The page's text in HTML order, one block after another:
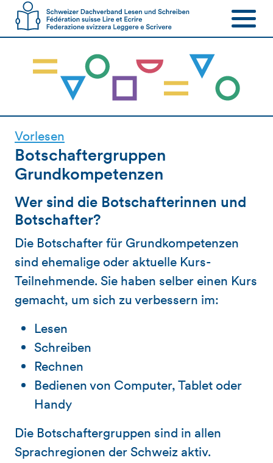
Vorlesen
Botschaftergruppen
Grundkompetenzen
Wer sind die Botschafterinnen und
Botschafter?
Die Botschafter für Grundkompetenzen
sind ehemalige oder aktuelle Kurs-
Teilnehmende. Sie haben selber einen Kurs
gemacht, um sich zu verbessern im:
Lesen
Schreiben
Rechnen
Bedienen von Computer, Tablet oder
Handy
Die Botschaftergruppen sind in allen
Sprachregionen der Schweiz aktiv.